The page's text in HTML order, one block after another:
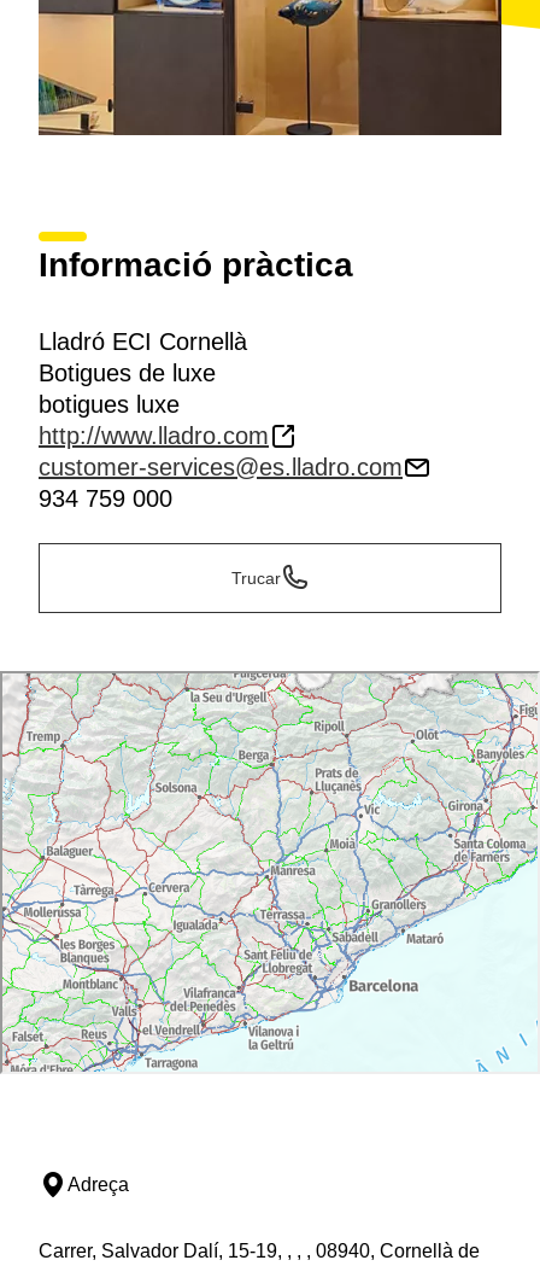
Informació pràctica
Lladró ECI Cornellà
Botigues de luxe
botigues luxe
http://www.lladro.com
customer-services@es.lladro.com
934 759 000
Trucar
Adreça
Carrer, Salvador Dalí, 15-19, , , , 08940, Cornellà de